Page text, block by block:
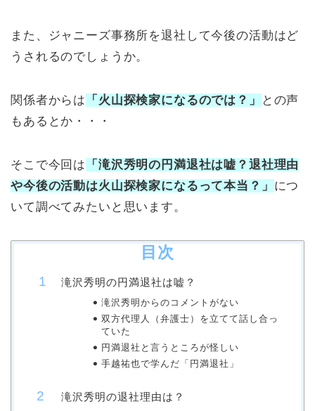
また、ジャニーズ事務所を退社して今後の活動はど
うされるのでしょうか。
関係者からは 「火山探検家になるのでは？」
との声
もあるとか・・・
そこで今回は
「滝沢秀明の円満退社は嘘？退社理由
や今後の活動は火山探検家になるって本当？」 につ
いて調べてみたいと思います。
目次
滝沢秀明の円満退社は嘘？
滝沢秀明からのコメントがない
双方代理人（弁護士）を立てて話し合っ
ていた
円満退社と言うところが怪しい
手越祐也で学んだ「円満退社」
滝沢秀明の退社理由は？